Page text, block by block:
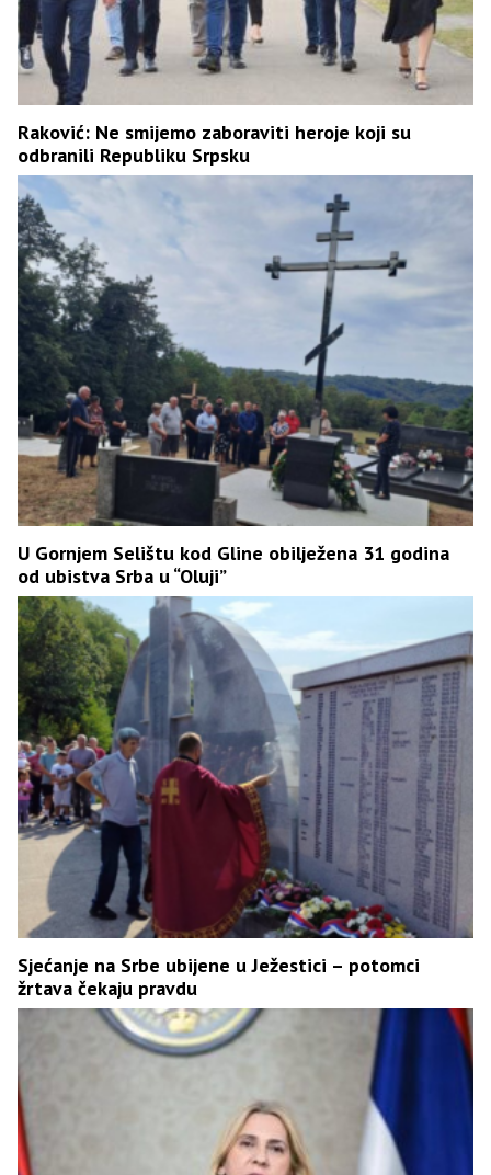
Raković: Ne smijemo zaboraviti heroje koji su
odbranili Republiku Srpsku
U Gornjem Selištu kod Gline obilježena 31 godina
od ubistva Srba u “Oluji”
Sjećanje na Srbe ubijene u Ježestici – potomci
žrtava čekaju pravdu